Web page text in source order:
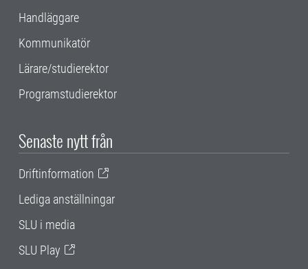
Handläggare
Kommunikatör
Lärare/studierektor
Programstudierektor
Senaste nytt från
Driftinformation
Lediga anställningar
SLU i media
SLU Play